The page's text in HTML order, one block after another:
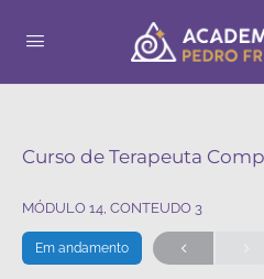
Curso de Terapeuta
MÓDULO 14, CONTEUDO 3
Em andamento